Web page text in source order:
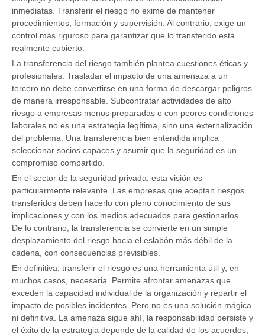
inmediatas. Transferir el riesgo no exime de mantener
procedimientos, formación y supervisión. Al contrario, exige un
control más riguroso para garantizar que lo transferido está
realmente cubierto.
La transferencia del riesgo también plantea cuestiones éticas y
profesionales. Trasladar el impacto de una amenaza a un
tercero no debe convertirse en una forma de descargar peligros
de manera irresponsable. Subcontratar actividades de alto
riesgo a empresas menos preparadas o con peores condiciones
laborales no es una estrategia legítima, sino una externalización
del problema. Una transferencia bien entendida implica
seleccionar socios capaces y asumir que la seguridad es un
compromiso compartido.
En el sector de la seguridad privada, esta visión es
particularmente relevante. Las empresas que aceptan riesgos
transferidos deben hacerlo con pleno conocimiento de sus
implicaciones y con los medios adecuados para gestionarlos.
De lo contrario, la transferencia se convierte en un simple
desplazamiento del riesgo hacia el eslabón más débil de la
cadena, con consecuencias previsibles.
En definitiva, transferir el riesgo es una herramienta útil y, en
muchos casos, necesaria. Permite afrontar amenazas que
exceden la capacidad individual de la organización y repartir el
impacto de posibles incidentes. Pero no es una solución mágica
ni definitiva. La amenaza sigue ahí, la responsabilidad persiste y
el éxito de la estrategia depende de la calidad de los acuerdos,